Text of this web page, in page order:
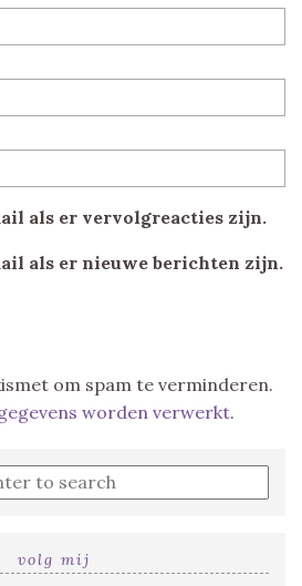
als er vervolgreacties zijn.
als er nieuwe berichten zijn.
om spam te verminderen.
worden verwerkt.
volg mij